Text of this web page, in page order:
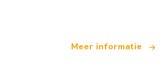
Meer informatie